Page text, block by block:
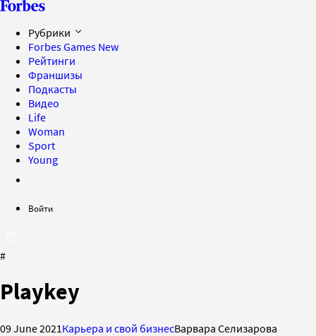
Рубрики
Forbes Games New
Рейтинги
Франшизы
Подкасты
Видео
Life
Woman
Sport
Young
Войти
#
Playkey
09 June 2021 Карьера и свой бизнесВарвара Селизарова